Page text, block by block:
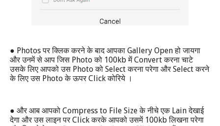
● Photosपर क्लिक करने के बाद आपका Gallery Openहो जायगा
और उनमें से आप जिस Photoको 100kbमेंConvertकरना चाटे
उसके लिए आपको उस Photoको Selectकरना परेगा और Selectकरने
के लिए उस Photoके ऊपर Clickकोरिये ।
● और आब आपको Compress to File Sizeके नीचे एक Lainदेखाई
देगा और उस लाइन पर Clickकरके आपको उसमें 100kbलिखना परेगा